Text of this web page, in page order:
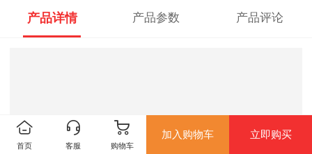
产品详情 产品参数 产品评论
首页 客服 购物车
加入购物车 立即购买